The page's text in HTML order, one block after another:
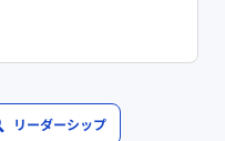
リーダーシップ